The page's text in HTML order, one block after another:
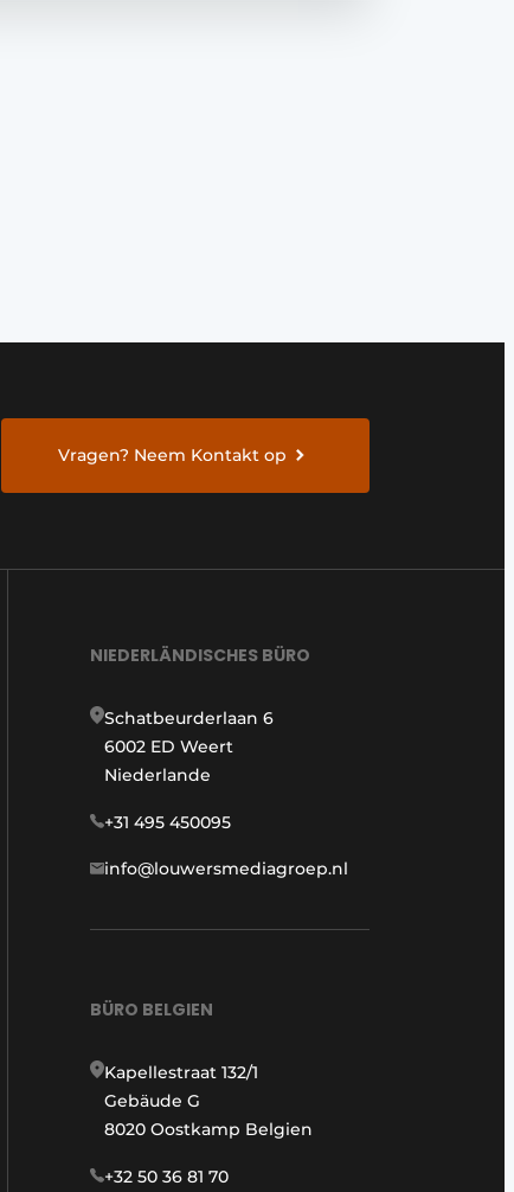
Vragen? Neem Kontakt op
NIEDERLÄNDISCHES BÜRO
Schatbeurderlaan 6
6002 ED Weert
Niederlande
+31 495 450095
info@louwersmediagroep.nl
BÜRO BELGIEN
Kapellestraat 132/1
Gebäude G
8020 Oostkamp Belgien
+32 50 36 81 70